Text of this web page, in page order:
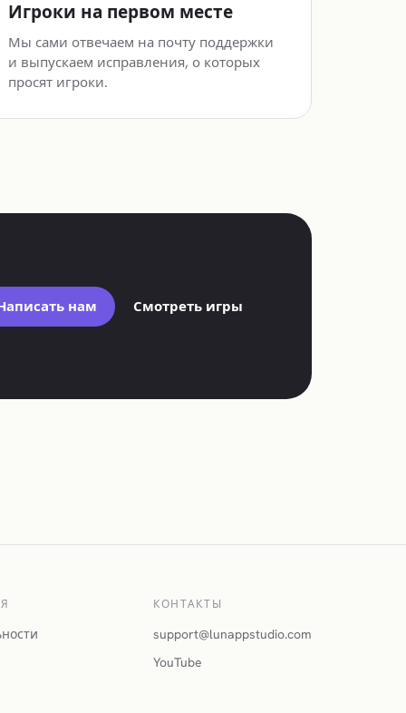
Игроки на первом месте
Мы сами отвечаем на почту поддержки
и выпускаем исправления, о которых
просят игроки.
нам Смотреть игры
КОНТАКТЫ
support@lunappstudio.com
YouTube